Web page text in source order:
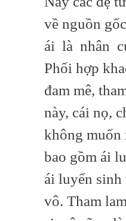
về nguồn
ái là nhân
Phối hợp
đam mê,
này, cái nọ,
không muốn
bao gồm ái
ái luyến
vô. Tham